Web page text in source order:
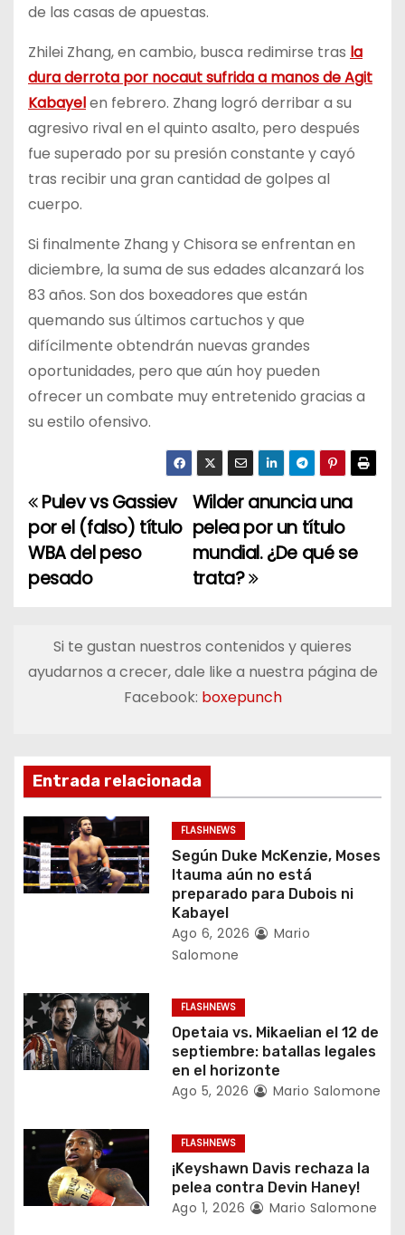
de las casas de apuestas.
Zhilei Zhang, en cambio, busca redimirse tras la
dura derrota por nocaut sufrida a manos de Agit
Kabayelen febrero. Zhang logró derribar a su
agresivo rival en el quinto asalto, pero después
fue superado por su presión constante y cayó
tras recibir una gran cantidad de golpes al
cuerpo.
Si finalmente Zhang y Chisora se enfrentan en
diciembre, la suma de sus edades alcanzará los
83 años. Son dos boxeadores que están
quemando sus últimos cartuchos y que
difícilmente obtendrán nuevas grandes
oportunidades, pero que aún hoy pueden
ofrecer un combate muy entretenido gracias a
su estilo ofensivo.
N
a
v
g
i
ó
n
d
n
t
r
d
Wilder anuncia una
pelea por un título
mundial. ¿De qué se
trata?
Pulev vs Gassiev
por el (falso) título
WBA del peso
pesado
Si te gustan nuestros contenidos y quieres
ayudarnos a crecer, dale like a nuestra página de
Facebook: boxepunch
Entrada relacionada
FLASHNEWS
Según Duke McKenzie, Moses
Itauma aún no está
preparado para Dubois ni
Kabayel
Ago 6, 2026
Mario
Salomone
FLASHNEWS
Opetaia vs. Mikaelian el 12 de
septiembre: batallas legales
en el horizonte
Ago 5, 2026 Mario Salomone
FLASHNEWS
¡Keyshawn Davis rechaza la
pelea contra Devin Haney!
Ago 1, 2026 Mario Salomone